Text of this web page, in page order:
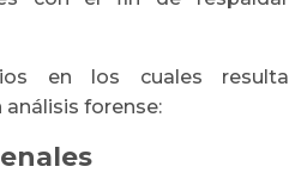
en los cuales resulta
análisis forense: